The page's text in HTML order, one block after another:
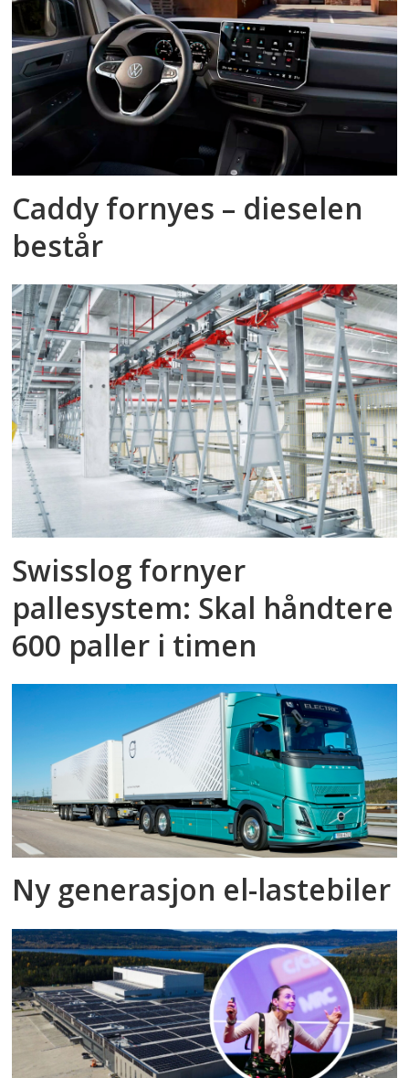
Caddy fornyes – dieselen
består
Swisslog fornyer
pallesystem: Skal håndtere
600 paller i timen
Ny generasjon el-lastebiler